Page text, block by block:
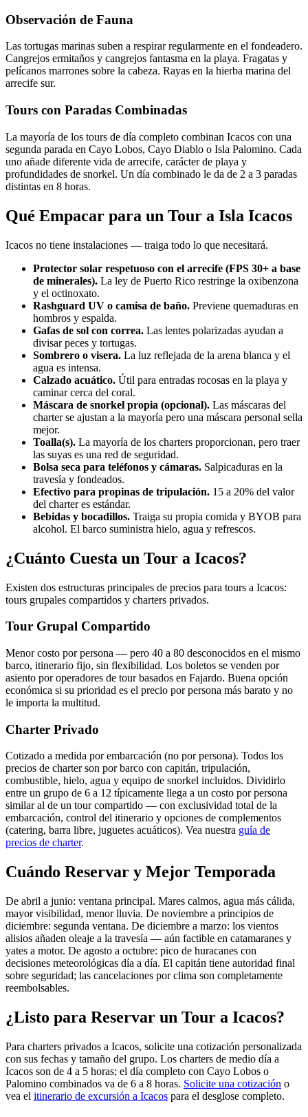
Observación de Fauna
Las tortugas marinas suben a respirar regularmente en el fondeadero.
Cangrejos ermitaños y cangrejos fantasma en la playa. Fragatas y
pelícanos marrones sobre la cabeza. Rayas en la hierba marina del
arrecife sur.
Tours con Paradas Combinadas
La mayoría de los tours de día completo combinan Icacos con una
segunda parada en Cayo Lobos, Cayo Diablo o Isla Palomino. Cada
uno añade diferente vida de arrecife, carácter de playa y
profundidades de snorkel. Un día combinado le da de 2 a 3 paradas
distintas en 8 horas.
Qué Empacar para un Tour a Isla Icacos
Icacos no tiene instalaciones — traiga todo lo que necesitará.
Protector solar respetuoso con el arrecife (FPS 30+ a base
de minerales). La ley de Puerto Rico restringe la oxibenzona
y el octinoxato.
Rashguard UV o camisa de baño. Previene quemaduras en
hombros y espalda.
Gafas de sol con correa. Las lentes polarizadas ayudan a
divisar peces y tortugas.
Sombrero o visera. La luz reflejada de la arena blanca y el
agua es intensa.
Calzado acuático. Útil para entradas rocosas en la playa y
caminar cerca del coral.
Máscara de snorkel propia (opcional). Las máscaras del
charter se ajustan a la mayoría pero una máscara personal sella
mejor.
Toalla(s). La mayoría de los charters proporcionan, pero traer
las suyas es una red de seguridad.
Bolsa seca para teléfonos y cámaras. Salpicaduras en la
travesía y fondeados.
Efectivo para propinas de tripulación. 15 a 20% del valor
del charter es estándar.
Bebidas y bocadillos. Traiga su propia comida y BYOB para
alcohol. El barco suministra hielo, agua y refrescos.
¿Cuánto Cuesta un Tour a Icacos?
Existen dos estructuras principales de precios para tours a Icacos:
tours grupales compartidos y charters privados.
Tour Grupal Compartido
Menor costo por persona — pero 40 a 80 desconocidos en el mismo
barco, itinerario fijo, sin flexibilidad. Los boletos se venden por
asiento por operadores de tour basados en Fajardo. Buena opción
económica si su prioridad es el precio por persona más barato y no
le importa la multitud.
Charter Privado
Cotizado a medida por embarcación (no por persona). Todos los
precios de charter son por barco con capitán, tripulación,
combustible, hielo, agua y equipo de snorkel incluidos. Dividirlo
entre un grupo de 6 a 12 típicamente llega a un costo por persona
similar al de un tour compartido — con exclusividad total de la
embarcación, control del itinerario y opciones de complementos
(catering, barra libre, juguetes acuáticos). Vea nuestra guía de
precios de charter.
Cuándo Reservar y Mejor Temporada
De abril a junio: ventana principal. Mares calmos, agua más cálida,
mayor visibilidad, menor lluvia. De noviembre a principios de
diciembre: segunda ventana. De diciembre a marzo: los vientos
alisios añaden oleaje a la travesía — aún factible en catamaranes y
yates a motor. De agosto a octubre: pico de huracanes con
decisiones meteorológicas día a día. El capitán tiene autoridad final
sobre seguridad; las cancelaciones por clima son completamente
reembolsables.
¿Listo para Reservar un Tour a Icacos?
Para charters privados a Icacos, solicite una cotización personalizada
con sus fechas y tamaño del grupo. Los charters de medio día a
Icacos son de 4 a 5 horas; el día completo con Cayo Lobos o
Palomino combinados va de 6 a 8 horas. Solicite una cotización o
vea el itinerario de excursión a Icacos para el desglose completo.